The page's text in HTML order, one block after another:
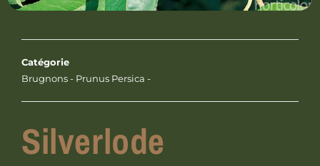
Catégorie
Brugnons - Prunus Persica -
Silverlode